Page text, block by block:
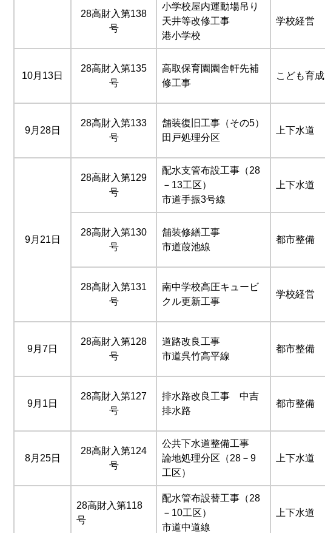
28高財入第138
号
小学校屋内運動場吊り
天井等改修工事
港小学校
学校経営
10月13日
28高財入第135
号
高取保育園園舎軒先補
修工事
こども育成
9月28日
28高財入第133
号
舗装復旧工事（その5）
田戸処理分区
上下水道
9月21日
28高財入第129
号
配水支管布設工事（28
－13工区）
市道手振3号線
上下水道
28高財入第130
号
舗装修繕工事
市道葭池線
都市整備
28高財入第131
号
南中学校高圧キュービ
クル更新工事
学校経営
9月7日
28高財入第128
号
道路改良工事
市道呉竹高平線
都市整備
9月1日
28高財入第127
号
排水路改良工事 中吉
排水路
都市整備
8月25日
28高財入第124
号
公共下水道整備工事
論地処理分区（28－9
工区）
上下水道
28高財入第118
号
配水管布設替工事（28
－10工区）
市道中道線
上下水道